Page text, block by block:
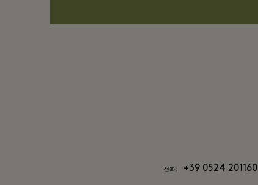
전화: +39 0524 201160